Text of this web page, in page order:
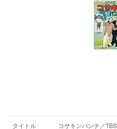
タイトル コサキンパンチ／